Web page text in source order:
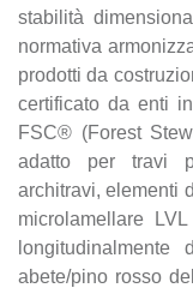
stabilità
normativa
prodotti da
certificato da enti
FSC® (Forest
adatto per travi
architravi, elementi
microlamellare
abete/pino rosso